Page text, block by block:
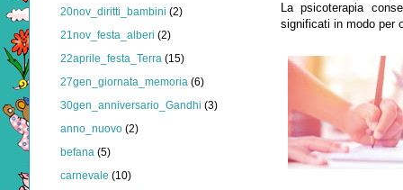
La psicoterapia
significati in modo per
20nov_diritti_bambini (2)
21nov_festa_alberi (2)
22aprile_festa_Terra (15)
27gen_giornata_memoria (6)
30gen_anniversario_Gandhi (3)
anno_nuovo (2)
befana (5)
carnevale (10)